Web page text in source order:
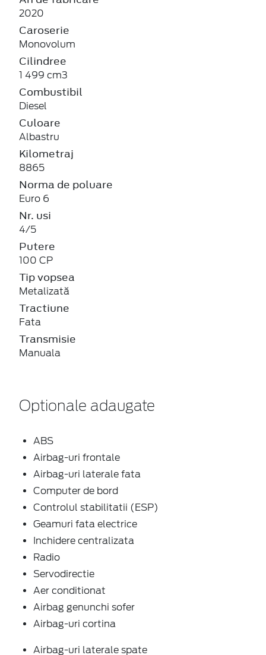
2020
Caroserie
Monovolum
Cilindree
1 499 cm3
Combustibil
Diesel
Culoare
Albastru
Kilometraj
8865
Norma de poluare
Euro 6
Nr. usi
4/5
Putere
100 CP
Tip vopsea
Metalizată
Tractiune
Fata
Transmisie
Manuala
Optionale adaugate
ABS
Airbag-uri frontale
Airbag-uri laterale fata
Computer de bord
Controlul stabilitatii (ESP)
Geamuri fata electrice
Inchidere centralizata
Radio
Servodirectie
Aer conditionat
Airbag genunchi sofer
Airbag-uri cortina
Airbag-uri laterale spate